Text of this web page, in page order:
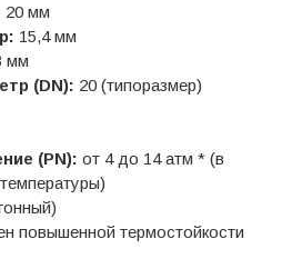
20 мм
15,4 мм
мм
(DN): 20 (типоразмер)
(PN): от 4 до 14 атм * (в
повышенной термостойкости